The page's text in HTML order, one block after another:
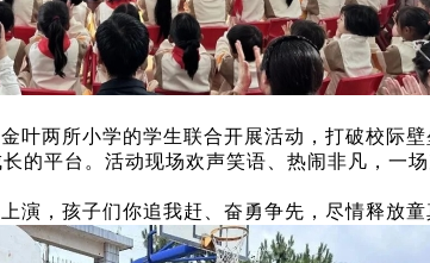
叶两所小学的学生联合开展活动，打破校际
的平台。活动现场欢声笑语、热闹非凡，一
演，孩子们你追我赶、奋勇争先，尽情释放童